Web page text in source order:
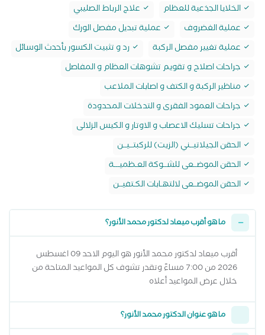
الخلايا الجذعية للعظام
علاج الرباط الصليبي
عملية الغضروف
عملية تبديل مفصل الورك
عملية تغيير مفصل الركبة
رد و تثبيت الكسور بأحدث الوسائل
جراحات اصلاح و تقويم تشوهات العظام و المفاصل
مناظير الركبة و الكتف و اصابات الملاعب
جراحات العمود الفقرى و التدخلات المحدودة
جراحات تسليك الاعصاب و الاوتار و الكيس الزلالى
الحقن الجيلاتيــني (الزيت) للركبتــيــن
الحقن الموضــعى للشــوكة العـظميـــة
الحقن الموضــعى لالتهـابات الكـتفيــن
ما هو أقرب ميعاد لدكتور محمد الأنور؟
أقرب ميعاد لدكتور محمد الأنور هو اليوم الاحد 09 اغسطس
2026 من 7:00 مساءً وتقدر تشوف كل المواعيد المتاحة من
خلال عرض المواعيد أعلاه
ما هو عنوان الدكتور محمد الأنور؟